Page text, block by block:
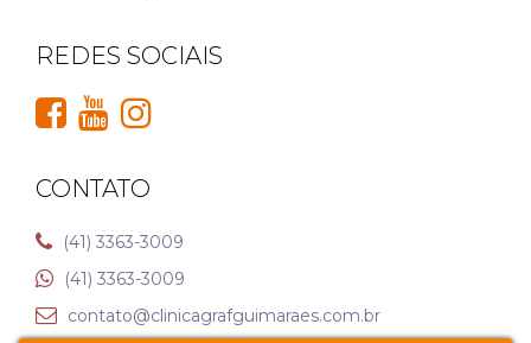
REDES SOCIAIS
CONTATO
(41) 3363-3009
(41) 3363-3009
contato@clinicagrafguimaraes.com.br